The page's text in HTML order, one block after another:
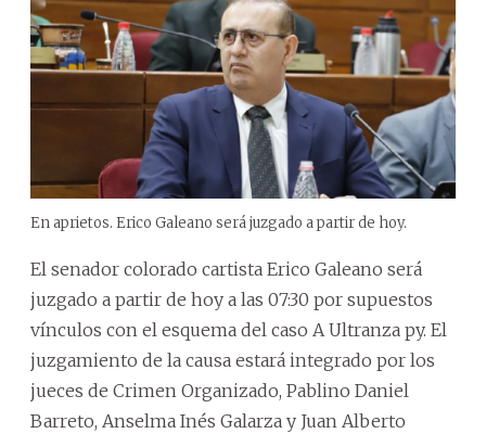
En aprietos. Erico Galeano será juzgado a partir de hoy.
El senador colorado cartista Erico Galeano será
juzgado a partir de hoy a las 07:30 por supuestos
vínculos con el esquema del caso A Ultranza py. El
juzgamiento de la causa estará integrado por los
jueces de Crimen Organizado, Pablino Daniel
Barreto, Anselma Inés Galarza y Juan Alberto